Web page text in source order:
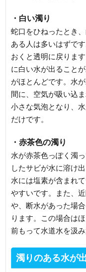
・白い濁り
蛇口をひねったとき
ある人は多いはずで
おくと透明に戻りま
に白い水が出ること
がほとんどです。水
間に、空気が吸い込
小さな気泡となり、
だけです。
・赤茶色の濁り
水が赤茶色っぽく濁
したサビが水に溶け
水には塩素が含まれ
やすいです。また、
や、断水があった場
ります。この場合は
前もって水道水を汲
濁りのある水が